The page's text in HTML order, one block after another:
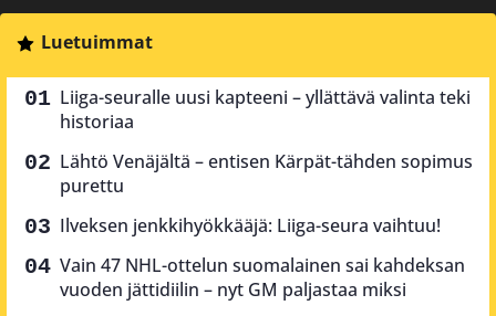
Luetuimmat
Liiga-seuralle uusi kapteeni – yllättävä valinta teki
historiaa
Lähtö Venäjältä – entisen Kärpät-tähden sopimus
purettu
Ilveksen jenkkihyökkääjä: Liiga-seura vaihtuu!
Vain 47 NHL-ottelun suomalainen sai kahdeksan
vuoden jättidiilin – nyt GM paljastaa miksi